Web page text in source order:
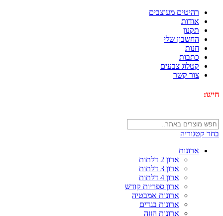
רהיטים מעוצבים
אודות
תקנון
החשבון שלי
חנות
כתבות
קטלוג צבעים
צור קשר
חייגו:
בחר קטגוריה
ארונות
ארון 2 דלתות
ארון 3 דלתות
ארון 4 דלתות
ארון ספריות קודש
ארונות אמבטיה
ארונות בגדים
ארונות הזזה
-33%